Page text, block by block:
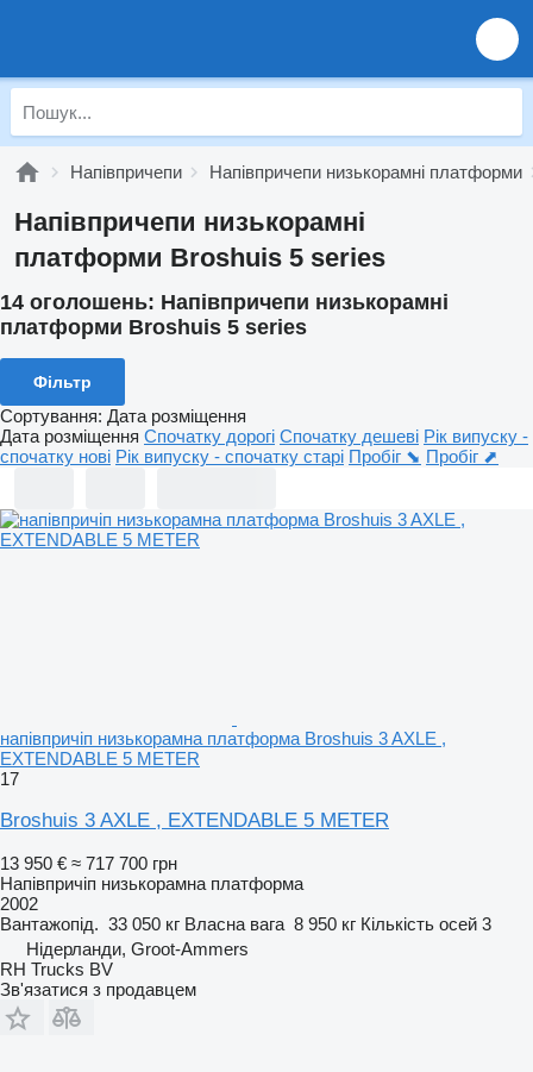
Напівпричепи Напівпричепи низькорамні платформи
Напівпричепи низькорамні
платформи Broshuis 5 series
14 оголошень: Напівпричепи низькорамні
платформи Broshuis 5 series
Фільтр
Сортування: Дата розміщення
Дата розміщення Спочатку дорогі Спочатку дешеві Рік випуску -
спочатку нові Рік випуску - спочатку старі Пробіг ⬊ Пробіг ⬈
напівпричіп низькорамна платформа Broshuis 3 AXLE ,
EXTENDABLE 5 METER
17
Broshuis 3 AXLE , EXTENDABLE 5 METER
13 950 € ≈ 717 700 грн
Напівпричіп низькорамна платформа
2002
Вантажопід. 33 050 кг Власна вага 8 950 кг Кількість осей 3
Нідерланди, Groot-Ammers
RH Trucks BV
Зв'язатися з продавцем